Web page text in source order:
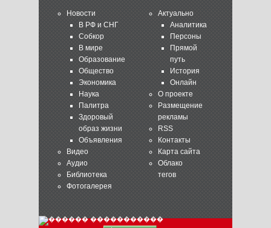
Новости
В РФ и СНГ
Собкор
В мире
Образование
Общество
Экономика
Наука
Палитра
Здоровый
образ жизни
Объявления
Видео
Аудио
Библиотека
Фотогалерея
Актуально
Аналитика
Персоны
Прямой
путь
История
Онлайн
О проекте
Размещение
рекламы
RSS
Контакты
Карта сайта
Облако
тегов